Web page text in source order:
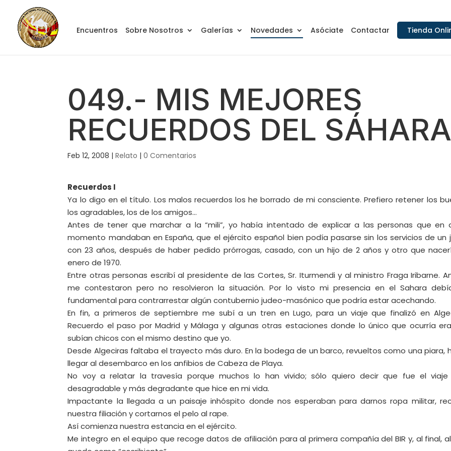
Encuentros Sobre Nosotros Galerías Novedades Asóciate Contactar Tienda
049.- MIS MEJORES
RECUERDOS DEL
Feb 12, 2008 |Relato |0 Comentarios
Recuerdos I
Ya lo digo en el título. Los malos recuerdos los he borrado de mi consciente. Prefiero retener los
los agradables, los de los amigos…
Antes de tener que marchar a la “mili”, yo había intentado de explicar a las personas que en
momento mandaban en España, que el ejército español bien podía pasarse sin los servicios de un
con 23 años, después de haber pedido prórrogas, casado, con un hijo de 2 años y otro que
enero de 1970.
Entre otras personas escribí al presidente de las Cortes, Sr. Iturmendi y al ministro Fraga Iribarne.
me contestaron pero no resolvieron la situación. Por lo visto mi presencia en el Sahara
fundamental para contrarrestar algún contubernio judeo-masónico que podría estar acechando.
En fin, a primeros de septiembre me subí a un tren en Lugo, para un viaje que finalizó en
Recuerdo el paso por Madrid y Málaga y algunas otras estaciones donde lo único que ocurría
subían chicos con el mismo destino que yo.
Desde Algeciras faltaba el trayecto más duro. En la bodega de un barco, revueltos como una piara,
llegar al desembarco en los anfibios de Cabeza de Playa.
No voy a relatar la travesía porque muchos lo han vivido; sólo quiero decir que fue el viaje
desagradable y más degradante que hice en mi vida.
Impactante la llegada a un paisaje inhóspito donde nos esperaban para darnos ropa militar,
nuestra filiación y cortarnos el pelo al rape.
Así comienza nuestra estancia en el ejército.
Me integro en el equipo que recoge datos de afiliación para al primera compañía del BIR y, al final,